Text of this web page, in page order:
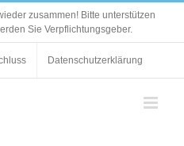
zusammen! Bitte unterstützen
Sie Verpflichtungsgeber.
Datenschutzerklärung